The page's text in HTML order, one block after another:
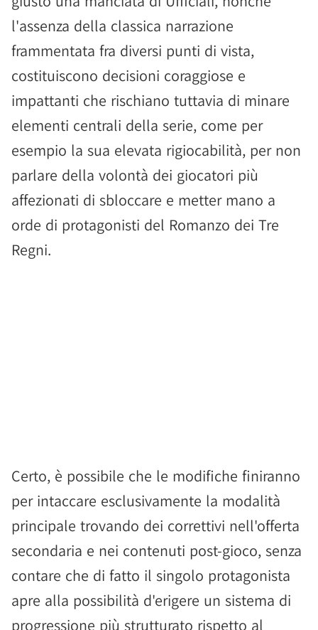
l'assenza della classica narrazione
frammentata fra diversi punti di vista,
costituiscono decisioni coraggiose e
impattanti che rischiano tuttavia di minare
elementi centrali della serie, come per
esempio la sua elevata rigiocabilità, per non
parlare della volontà dei giocatori più
affezionati di sbloccare e metter mano a
orde di protagonisti del Romanzo dei Tre
Regni.
Certo, è possibile che le modifiche finiranno
per intaccare esclusivamente la modalità
principale trovando dei correttivi nell'offerta
secondaria e nei contenuti post-gioco, senza
contare che di fatto il singolo protagonista
apre alla possibilità d'erigere un sistema di
progressione più strutturato rispetto al